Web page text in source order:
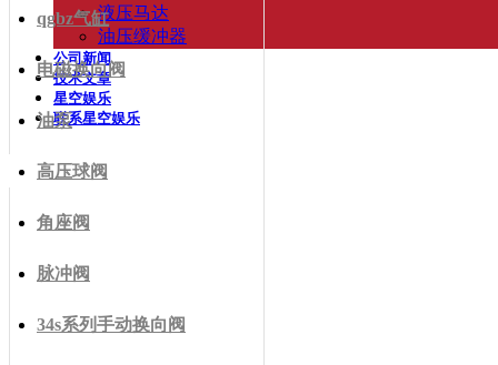
液压马达
油压缓冲器
公司新闻
技术文章
星空娱乐
联系星空娱乐
qgbz气缸
电磁换向阀
油泵
高压球阀
角座阀
脉冲阀
34s系列手动换向阀